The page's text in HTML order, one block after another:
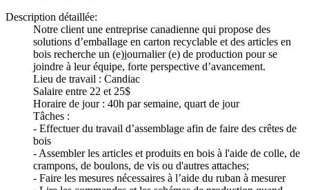
Description détaillée:
Notre client une entreprise canadienne qui propose des
solutions d’emballage en carton recyclable et des articles en
bois recherche un (e)journalier (e) de production pour se
joindre à leur équipe, forte perspective d’avancement.
Lieu de travail : Candiac
Salaire entre 22 et 25$
Horaire de jour : 40h par semaine, quart de jour
Tâches :
- Effectuer du travail d’assemblage afin de faire des crêtes de
bois
- Assembler les articles et produits en bois à l'aide de colle, de
crampons, de boulons, de vis ou d'autres attaches;
- Faire les mesures nécessaires à l’aide du ruban à mesurer